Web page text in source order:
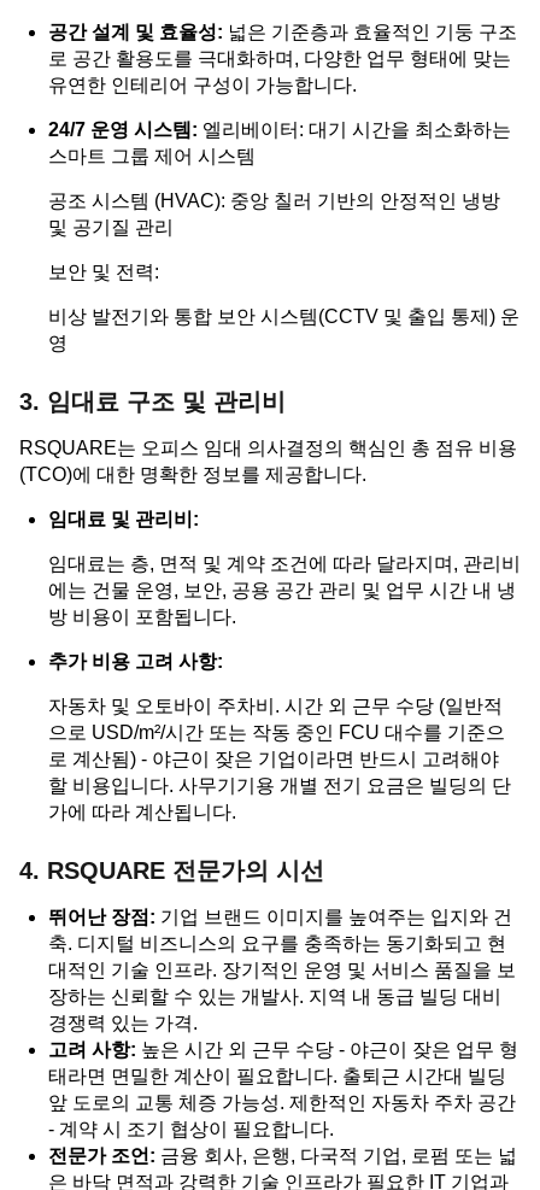
공간 설계 및 효율성: 넓은 기준층과 효율적인 기둥 구조
로 공간 활용도를 극대화하며, 다양한 업무 형태에 맞는
유연한 인테리어 구성이 가능합니다.
24/7 운영 시스템: 엘리베이터: 대기 시간을 최소화하는
스마트 그룹 제어 시스템
공조 시스템 (HVAC): 중앙 칠러 기반의 안정적인 냉방
및 공기질 관리
보안 및 전력:
비상 발전기와 통합 보안 시스템(CCTV 및 출입 통제) 운
영
3. 임대료 구조 및 관리비
RSQUARE는 오피스 임대 의사결정의 핵심인 총 점유 비용
(TCO)에 대한 명확한 정보를 제공합니다.
임대료 및 관리비:
임대료는 층, 면적 및 계약 조건에 따라 달라지며, 관리비
에는 건물 운영, 보안, 공용 공간 관리 및 업무 시간 내 냉
방 비용이 포함됩니다.
추가 비용 고려 사항:
자동차 및 오토바이 주차비. 시간 외 근무 수당 (일반적
으로 USD/m²/시간 또는 작동 중인 FCU 대수를 기준으
로 계산됨) - 야근이 잦은 기업이라면 반드시 고려해야
할 비용입니다. 사무기기용 개별 전기 요금은 빌딩의 단
가에 따라 계산됩니다.
4. RSQUARE 전문가의 시선
뛰어난 장점: 기업 브랜드 이미지를 높여주는 입지와 건
축. 디지털 비즈니스의 요구를 충족하는 동기화되고 현
대적인 기술 인프라. 장기적인 운영 및 서비스 품질을 보
장하는 신뢰할 수 있는 개발사. 지역 내 동급 빌딩 대비
경쟁력 있는 가격.
고려 사항: 높은 시간 외 근무 수당 - 야근이 잦은 업무 형
태라면 면밀한 계산이 필요합니다. 출퇴근 시간대 빌딩
앞 도로의 교통 체증 가능성. 제한적인 자동차 주차 공간
- 계약 시 조기 협상이 필요합니다.
전문가 조언: 금융 회사, 은행, 다국적 기업, 로펌 또는 넓
은 바닥 면적과 강력한 기술 인프라가 필요한 IT 기업과